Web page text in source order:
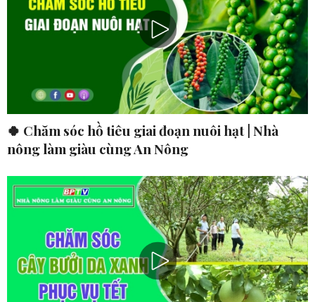
🍀 Chăm sóc hồ tiêu giai đoạn nuôi hạt | Nhà
nông làm giàu cùng An Nông